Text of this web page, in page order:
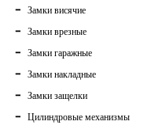
Замки висячие
Замки врезные
Замки гаражные
Замки накладные
Замки защелки
Цилиндровые механизмы